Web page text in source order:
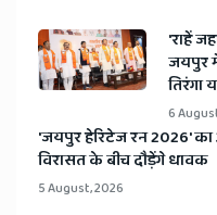
'राहें
जयपुर
तिरंगा
6
​'जयपुर हेरिटेज रन 2026'
विरासत के बीच दौड़ेंगे धावक
5 August, 2026